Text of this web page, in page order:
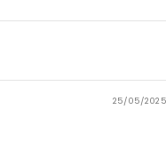
25/05/2025